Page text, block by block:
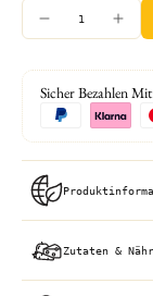
Sicher Bezahlen
Zutaten &